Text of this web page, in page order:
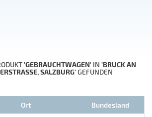
'GEBRAUCHTWAGEN' IN 'BRUCK AN
SALZBURG'
GEFUNDEN
Ort Bundesland